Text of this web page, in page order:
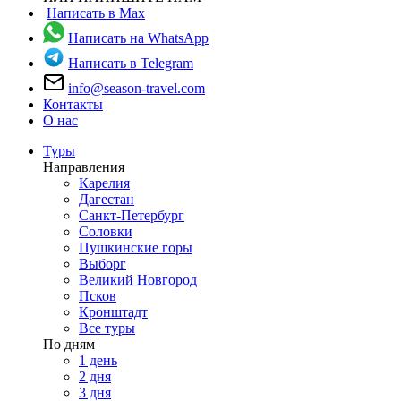
Написать в Max
Написать на WhatsApp
Написать в Telegram
info@season-travel.com
Контакты
О нас
Туры
Направления
Карелия
Дагестан
Санкт-Петербург
Соловки
Пушкинские горы
Выборг
Великий Новгород
Псков
Кронштадт
Все туры
По дням
1 день
2 дня
3 дня